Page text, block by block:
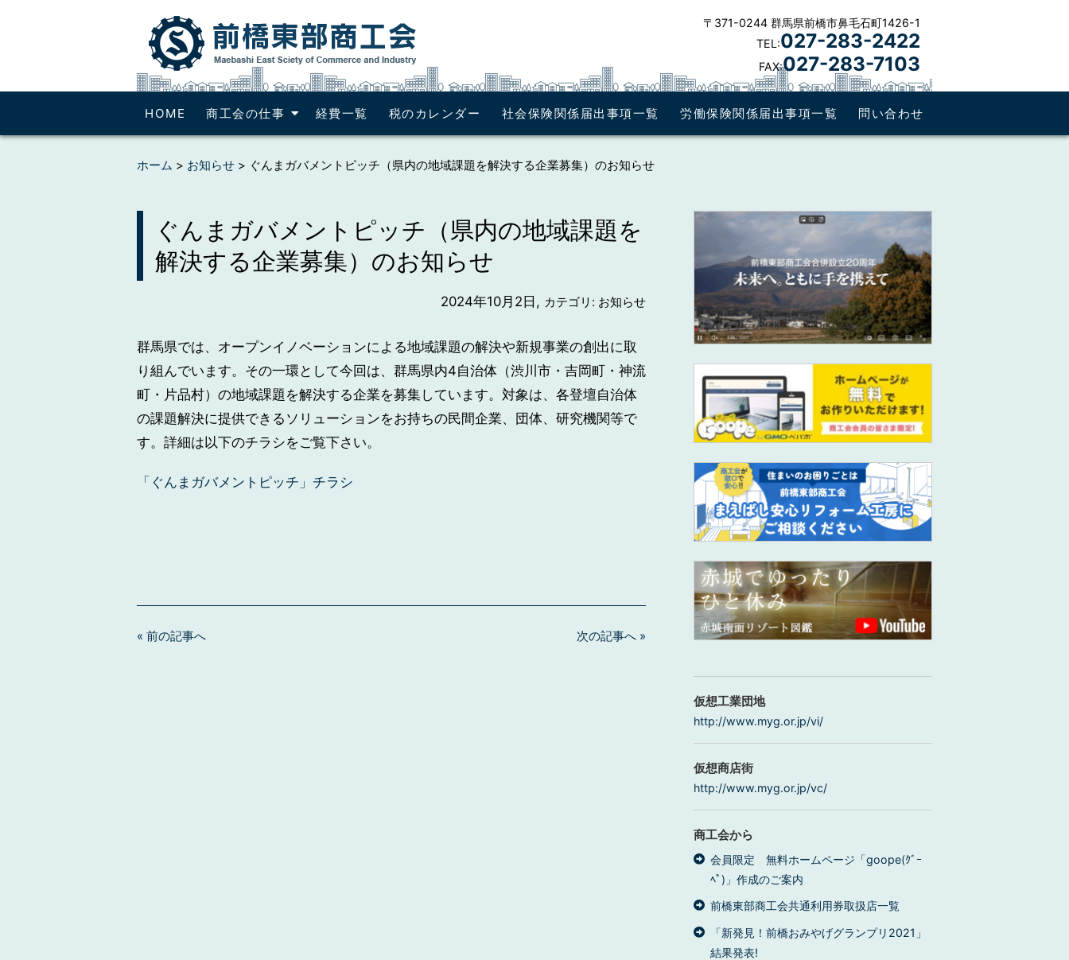
〒371-0244 群馬県前橋市鼻毛石町1426-1
TEL:027-283-2422
FAX:027-283-7103
HOME 商工会の仕事 経費一覧 税のカレンダー 社会保険関係届出事項一覧 労働保険関係届出事項一覧 問い合わせ
ホーム > お知らせ > ぐんまガバメントピッチ（県内の地域課題を解決する企業募集）のお知らせ
ぐんまガバメントピッチ（県内の地域課題を
解決する企業募集）のお知らせ
2024年10月2日, カテゴリ: お知らせ
群馬県では、オープンイノベーションによる地域課題の解決や新規事業の創出に取
り組んでいます。その一環として今回は、群馬県内4自治体（渋川市・吉岡町・神流
町・片品村）の地域課題を解決する企業を募集しています。対象は、各登壇自治体
の課題解決に提供できるソリューションをお持ちの民間企業、団体、研究機関等で
す。詳細は以下のチラシをご覧下さい。
「ぐんまガバメントピッチ」チラシ
投
« 前の記事へ 次の記事へ »
仮想工業団地
http://www.myg.or.jp/vi/
仮想商店街
http://www.myg.or.jp/vc/
商工会から
会員限定 無料ホームページ「goope(ｸﾞｰ
ﾍﾟ)」作成のご案内
前橋東部商工会共通利用券取扱店一覧
「新発見！前橋おみやげグランプリ2021」
結果発表!